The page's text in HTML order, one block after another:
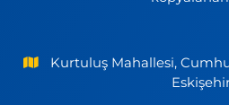
Kurtuluş Mahallesi,